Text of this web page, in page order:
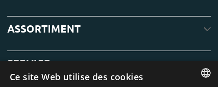
ASSORTIMENT
SERVICE
Ce site Web utilise des cookies